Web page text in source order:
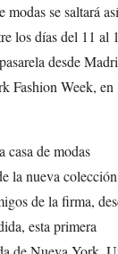
se saltará así
los días del 11 al
desde
Fashion Week, en
casa de modas
la nueva
de la firma,
esta primera